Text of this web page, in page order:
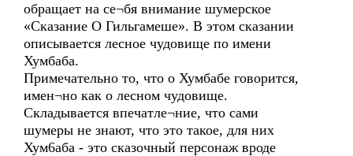
обращает на се¬бя внимание шумерское
«Сказание О Гильгамеше». В этом сказании
описывается лесное чудовище по имени
Хумбаба.
Примечательно то, что о Хумбабе говорится,
имен¬но как о лесном чудовище.
Складывается впечатле¬ние, что сами
шумеры не знают, что это такое, для них
Хум6аба - это сказочный персонаж вроде